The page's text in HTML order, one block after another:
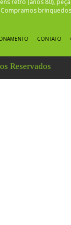
retro (anos 80),
CONTATO
Reservados